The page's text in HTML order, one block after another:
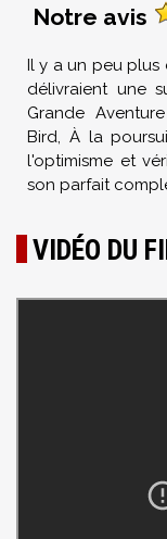
Notre avis
Il y a un peu plus
délivraient une
Grande
Bird, À la
l'optimisme et
son parfait
VIDÉO DU